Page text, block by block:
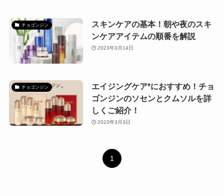
チョゴンジン
スキンケアの基本！朝や夜のスキ
ンケアアイテムの順番を解説
2023年3月14日
チョゴンジン
エイジングケア*におすすめ！チョ
ゴンジンのソセンとクムソルを詳
しくご紹介！
2023年3月3日
1